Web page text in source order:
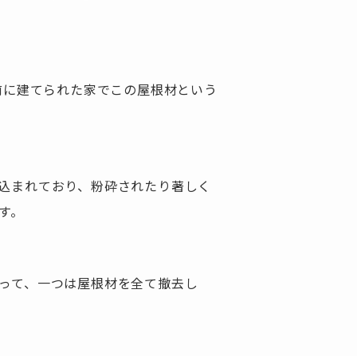
建てられた家でこの屋根材という
れており、粉砕されたり著しく
て、一つは屋根材を全て撤去し